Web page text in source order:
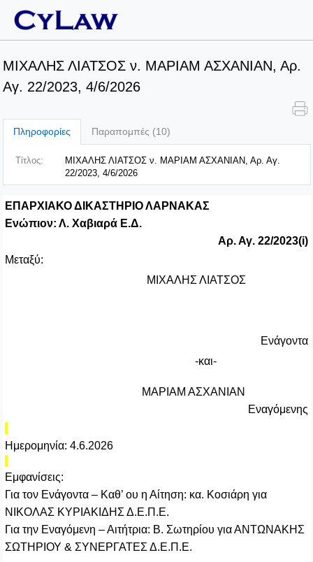
ΜΙΧΑΛΗΣ ΛΙΑΤΣΟΣ ν. ΜΑΡΙΑΜ ΑΣΧΑΝΙΑΝ, Αρ.
Αγ. 22/2023, 4/6/2026
Πληροφορίες Παραπομπές (10)
Τίτλος:
ΜΙΧΑΛΗΣ ΛΙΑΤΣΟΣ ν. ΜΑΡΙΑΜ ΑΣΧΑΝΙΑΝ, Αρ. Αγ.
22/2023, 4/6/2026
ΕΠΑΡΧΙΑΚΟ ΔΙΚΑΣΤΗΡΙΟ ΛΑΡΝΑΚΑΣ
Ενώπιον: Λ. Χαβιαρά Ε.Δ.
Αρ. Αγ. 22/2023(i)
Μεταξύ:
ΜΙΧΑΛΗΣ ΛΙΑΤΣΟΣ
Ενάγοντα
-και-
ΜΑΡΙΑΜ ΑΣΧΑΝΙΑΝ
Εναγόμενης
Ημερομηνία: 4.6.2026
Εμφανίσεις:
Για τον Ενάγοντα – Καθ’ ου η Αίτηση: κα. Κοσιάρη για
ΝΙΚΟΛΑΣ ΚΥΡΙΑΚΙΔΗΣ Δ.Ε.Π.Ε.
Για την Εναγόμενη – Αιτήτρια: Β. Σωτηρίου για ΑΝΤΩΝΑΚΗΣ
ΣΩΤΗΡΙΟΥ & ΣΥΝΕΡΓΑΤΕΣ Δ.Ε.Π.Ε.